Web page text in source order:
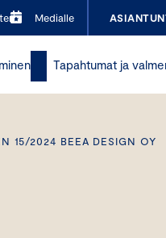
Medialle
Tapahtumat ja
15/2024 BEEA DESIGN OY